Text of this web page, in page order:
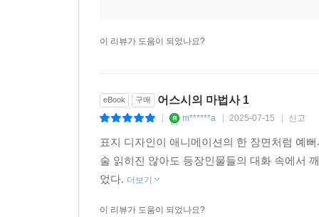
이 리뷰가 도움이 되었나요?
eBook 구매 어스시의 마법사 1
m******a 2025-07-15 신고
표지 디자인이 애니메이션의 한 장면처럼 예
술 읽히진 않아도 등장인물들의 대화 속에서
었다. 더보기
이 리뷰가 도움이 되었나요?